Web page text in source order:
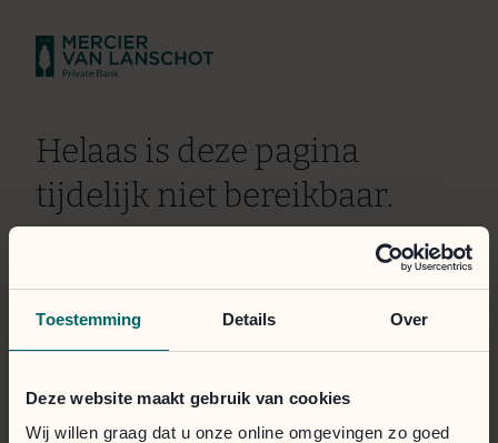
Toestemming Details Over
Deze website maakt gebruik van cookies
Wij willen graag dat u onze online omgevingen zo goed
Helaas is deze pagina
tijdelijk niet bereikbaar.
Wij doen er alles aan om het probleem zo snel mogelijk
Inloggen